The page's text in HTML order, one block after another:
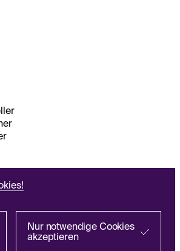
Nur notwendige Cookies
akzeptieren